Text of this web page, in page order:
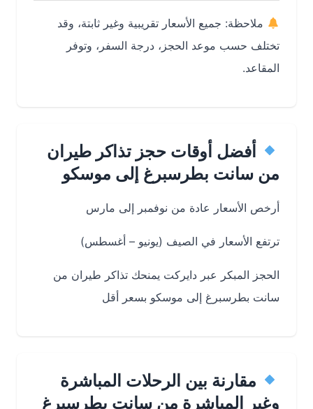
ملاحظة: جميع الأسعار تقريبية وغير ثابتة، وقد
تختلف حسب موعد الحجز، درجة السفر، وتوفر
المقاعد.
أفضل أوقات حجز تذاكر طيران
من سانت بطرسبرغ إلى موسكو
أرخص الأسعار عادة من نوفمبر إلى مارس
ترتفع الأسعار في الصيف (يونيو – أغسطس)
الحجز المبكر عبر دايركت يمنحك تذاكر طيران من
سانت بطرسبرغ إلى موسكو بسعر أقل
مقارنة بين الرحلات المباشرة
وغير المباشرة من سانت بطرسبرغ